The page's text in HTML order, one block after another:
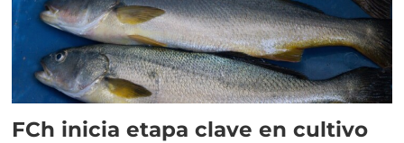
FCh inicia etapa clave en cultivo